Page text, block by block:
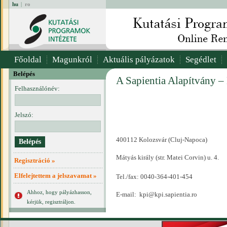
hu | ro
Főoldal Magunkról Aktuális pályázatok Segédlet
Belépés
Felhasználónév:
Jelszó:
Regisztráció »
Elfelejtettem a jelszavamat »
Ahhoz, hogy pályázhasson,
kérjük, regisztráljon.
A Sapientia Alapítvány –
400112 Kolozsvár (Cluj-Napoca)
Mátyás király (str. Matei Corvin) u. 4.
Tel./fax: 0040-364-401-454
E-mail: kpi@kpi.sapientia.ro